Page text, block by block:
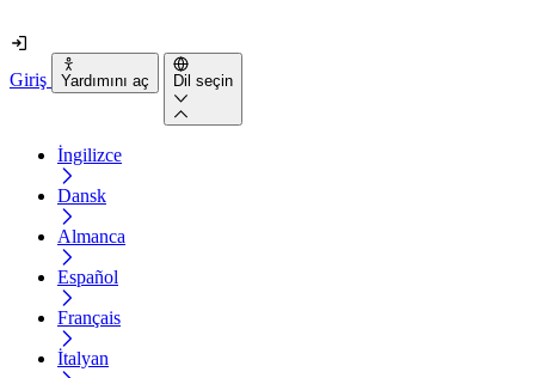
Giriş Yardımını aç Dil seçin
İngilizce
Dansk
Almanca
Español
Français
İtalyan